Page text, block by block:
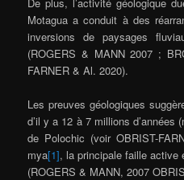
Motagua a conduit à des
inversions de paysages
(ROGERS & MANN 2007 ;
FARNER & Al. 2020).
Les preuves géologiques
d’il y a 12 à 7 millions
de Polochic (voir OBRIST-
mya[1], la principale faille active
(ROGERS & MANN, 2007